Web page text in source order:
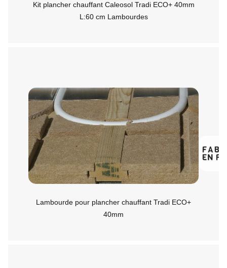
Kit plancher chauffant Caleosol Tradi ECO+ 40mm
L:60 cm Lambourdes
Lambourde pour plancher chauffant Tradi ECO+
40mm